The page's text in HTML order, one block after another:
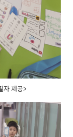
자 제공>